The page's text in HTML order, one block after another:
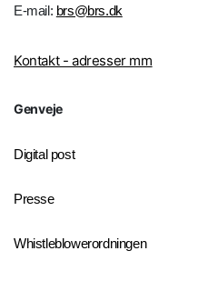
E-mail: brs@brs.dk
Kontakt - adresser mm
Genveje
Digital post
Presse
Whistleblowerordningen